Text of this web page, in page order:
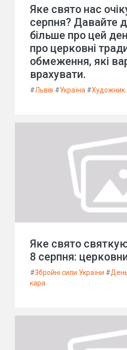
Яке свято нас
серпня? Давайте
більше про цей
про церковні
обмеження, які
врахувати.
#Львів #Україна #Художник.
Яке свято
8 серпня:
#Збройні сили України #
кара